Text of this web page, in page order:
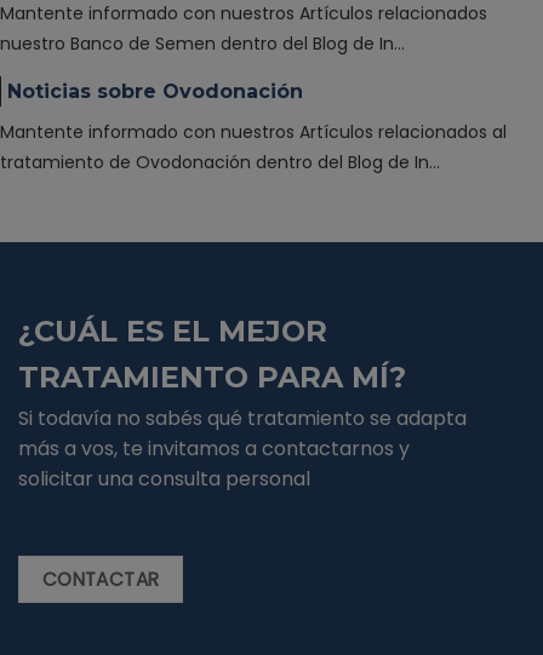
Mantente informado con nuestros Artículos relacionados
nuestro Banco de Semen dentro del Blog de In…
Noticias sobre Ovodonación
Mantente informado con nuestros Artículos relacionados al
tratamiento de Ovodonación dentro del Blog de In…
¿CUÁL ES EL MEJOR
TRATAMIENTO PARA MÍ?
Si todavía no sabés qué tratamiento se adapta
más a vos, te invitamos a contactarnos y
solicitar una consulta personal
CONTACTAR